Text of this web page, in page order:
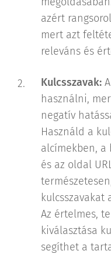
azért
mert azt
releváns és
Kulcsszavak:
használni,
negatív
Használd a
alcímekben, a
és az oldal
kulcsszavakat
Az értelmes,
kiválasztása
segíthet a